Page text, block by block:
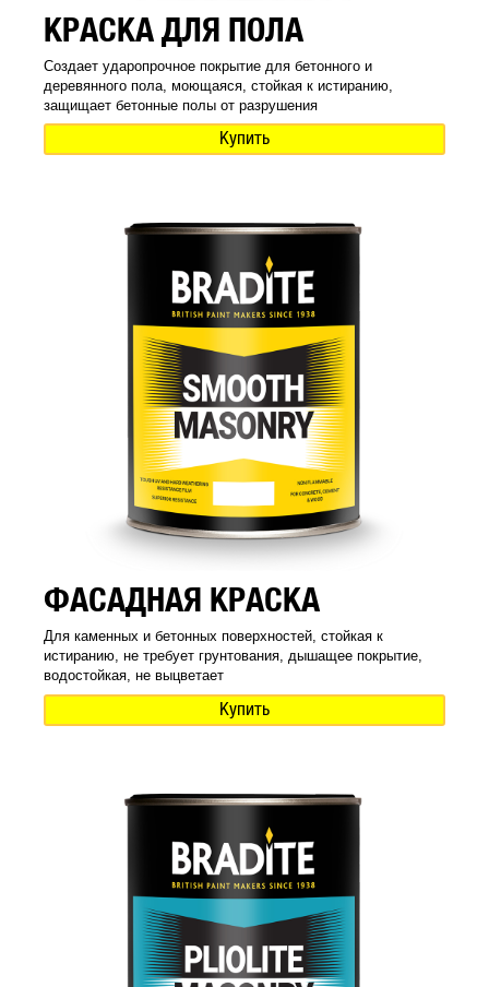
КРАСКА ДЛЯ ПОЛА
Создает ударопрочное покрытие для бетонного и
деревянного пола, моющаяся, стойкая к истиранию,
защищает бетонные полы от разрушения
Купить
ФАСАДНАЯ КРАСКА
Для каменных и бетонных поверхностей, стойкая к
истиранию, не требует грунтования, дышащее покрытие,
водостойкая, не выцветает
Купить